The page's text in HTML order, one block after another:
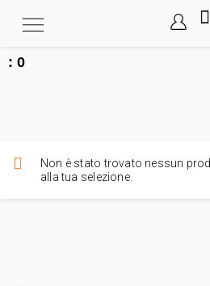
:0
Non è stato trovato nessun
alla tua selezione.